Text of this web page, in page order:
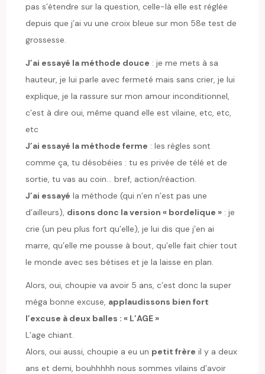
pas s’étendre sur la question, celle-là elle est réglée
depuis que j’ai vu une croix bleue sur mon 58e test de
grossesse.
J’ai essayé la méthode douce : je me mets à sa
hauteur, je lui parle avec fermeté mais sans crier, je lui
explique, je la rassure sur mon amour inconditionnel,
c’est à dire oui, même quand elle est vilaine, etc, etc,
etc
J’ai essayé la méthode ferme : les règles sont
comme ça, tu désobéies : tu es privée de télé et de
sortie, tu vas au coin… bref, action/réaction.
J’ai essayé la méthode (qui n’en n’est pas une
d’ailleurs), disons donc la version « bordelique » : je
crie (un peu plus fort qu’elle), je lui dis que j’en ai
marre, qu’elle me pousse à bout, qu’elle fait chier tout
le monde avec ses bétises et je la laisse en plan.
Alors, oui, choupie va avoir 5 ans, c’est donc la super
méga bonne excuse, applaudissons bien fort
l’excuse à deux balles : « L’AGE »
L’age chiant.
Alors, oui aussi, choupie a eu un petit frère il y a deux
ans et demi, bouhhhhh nous sommes vilains d’avoir